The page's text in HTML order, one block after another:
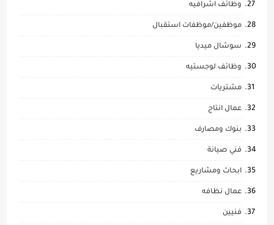
وظائف اشرافيه
موظفين/موظفات استقبال
سوشال ميديا
وظائف لوجستيه
مشتريات
عمال انتاج
بنوك ومصارف
فني صيانة
ابحاث ومشاريع
عمال نظافه
فنيين